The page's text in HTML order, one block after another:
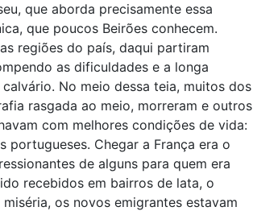
que aborda precisamente essa
que poucos Beirões conhecem.
regiões do país, daqui partiram
as dificuldades e a longa
No meio dessa teia, muitos dos
rasgada ao meio, morreram e outros
com melhores condições de vida:
portugueses. Chegar a França era o
de alguns para quem era
recebidos em bairros de lata, o
os novos emigrantes estavam